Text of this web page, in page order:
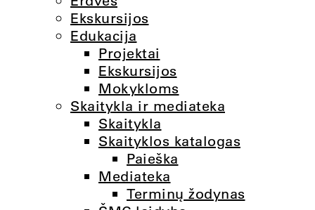
Ekskursijos
Edukacija
Projektai
Ekskursijos
Mokykloms
Skaitykla ir mediateka
Skaitykla
Skaityklos katalogas
Paieška
Mediateka
Terminų žodynas